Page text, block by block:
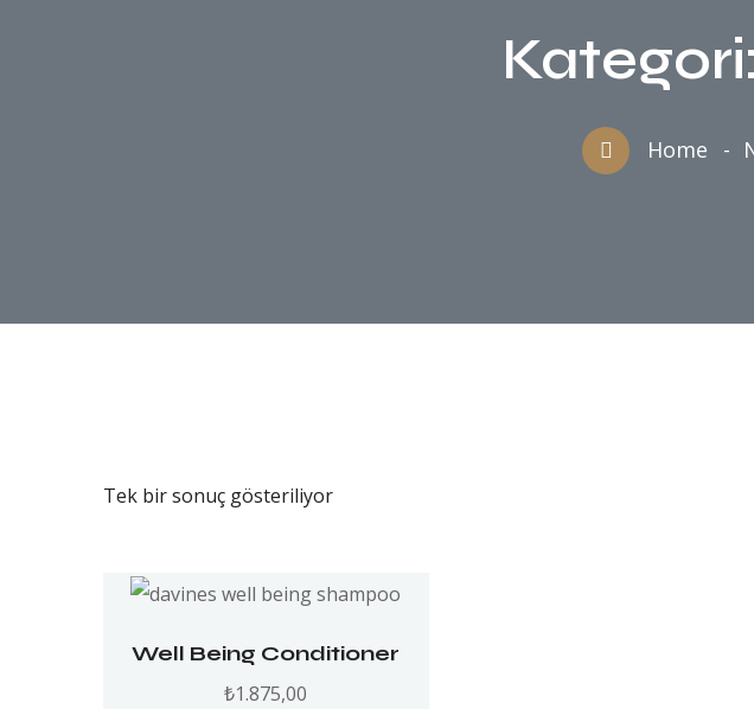
Kategori:
Home
Tek bir sonuç gösteriliyor
Well Being Conditioner
₺1.875,00